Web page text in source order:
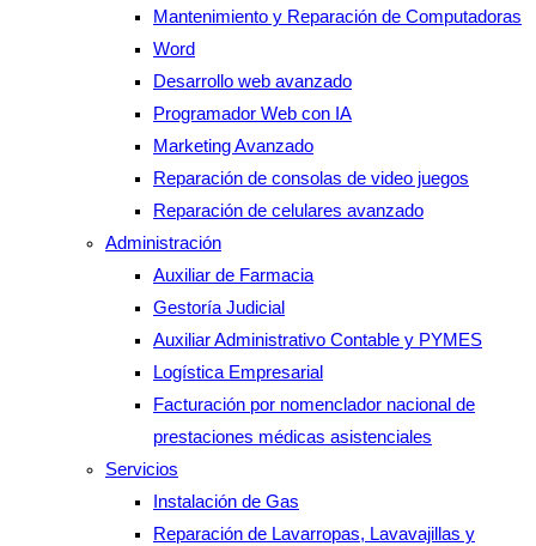
Mantenimiento y Reparación de Computadoras
Word
Desarrollo web avanzado
Programador Web con IA
Marketing Avanzado
Reparación de consolas de video juegos
Reparación de celulares avanzado
Administración
Auxiliar de Farmacia
Gestoría Judicial
Auxiliar Administrativo Contable y PYMES
Logística Empresarial
Facturación por nomenclador nacional de
prestaciones médicas asistenciales
Servicios
Instalación de Gas
Reparación de Lavarropas, Lavavajillas y